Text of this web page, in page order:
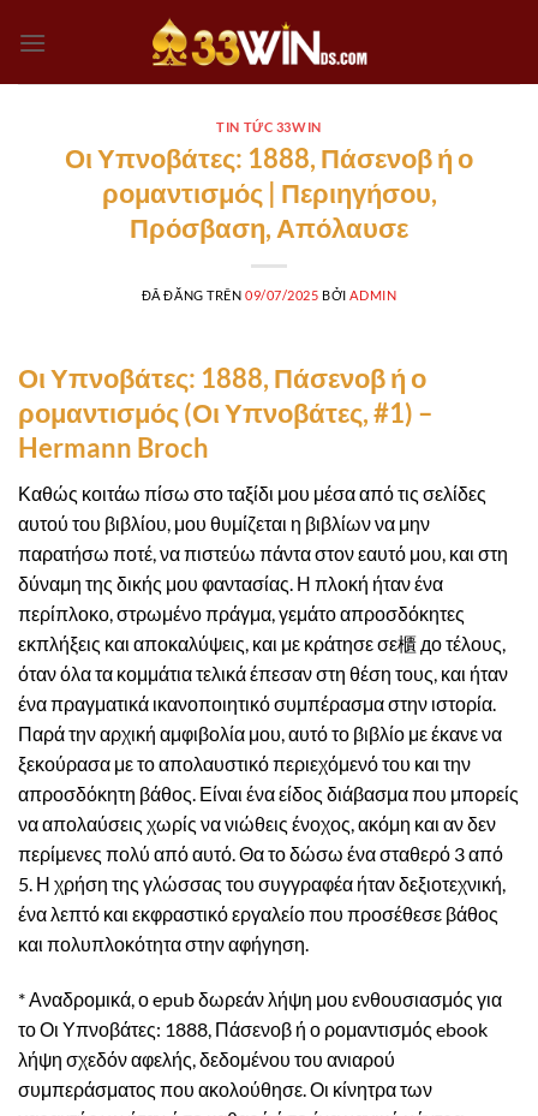
đến
TIN TỨC 33WIN
Οι Υπνοβάτες: 1888, Πάσενοβ ή ο
ρομαντισμός | Περιηγήσου,
Πρόσβαση, Απόλαυσε
ĐÃ ĐĂNG TRÊN09/07/2025 BỞI ADMIN
Οι Υπνοβάτες: 1888, Πάσενοβ ή ο
ρομαντισμός (Οι Υπνοβάτες, #1) –
Hermann Broch
Καθώς κοιτάω πίσω στο ταξίδι μου μέσα από τις σελίδες
αυτού του βιβλίου, μου θυμίζεται η βιβλίων να μην
παρατήσω ποτέ, να πιστεύω πάντα στον εαυτό μου, και στη
δύναμη της δικής μου φαντασίας. Η πλοκή ήταν ένα
περίπλοκο, στρωμένο πράγμα, γεμάτο απροσδόκητες
εκπλήξεις και αποκαλύψεις, και με κράτησε σε櫃 до τέλους,
όταν όλα τα κομμάτια τελικά έπεσαν στη θέση τους, και ήταν
ένα πραγματικά ικανοποιητικό συμπέρασμα στην ιστορία.
Παρά την αρχική αμφιβολία μου, αυτό το βιβλίο με έκανε να
ξεκούρασα με το απολαυστικό περιεχόμενό του και την
απροσδόκητη βάθος. Είναι ένα είδος διάβασμα που μπορείς
να απολαύσεις χωρίς να νιώθεις ένοχος, ακόμη και αν δεν
περίμενες πολύ από αυτό. Θα το δώσω ένα σταθερό 3 από
5. Η χρήση της γλώσσας του συγγραφέα ήταν δεξιοτεχνική,
ένα λεπτό και εκφραστικό εργαλείο που προσέθεσε βάθος
και πολυπλοκότητα στην αφήγηση.
* Αναδρομικά, ο epub δωρεάν λήψη μου ενθουσιασμός για
το Οι Υπνοβάτες: 1888, Πάσενοβ ή ο ρομαντισμός ebook
λήψη σχεδόν αφελής, δεδομένου του ανιαρού
συμπεράσματος που ακολούθησε. Οι κίνητρα των